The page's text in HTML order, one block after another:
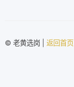
© 老黄选岗 | 返回首页